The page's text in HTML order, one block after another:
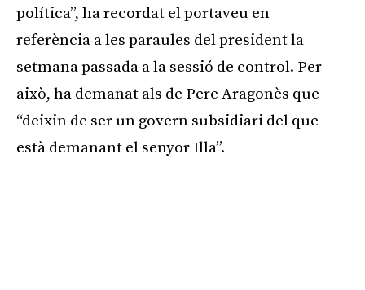
política”, ha recordat el portaveu en
referència a les paraules del president la
setmana passada a la sessió de control. Per
això, ha demanat als de Pere Aragonès que
“deixin de ser un govern subsidiari del que
està demanant el senyor Illa”.